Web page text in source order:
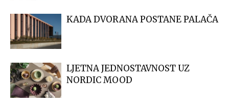
KADA DVORANA POSTANE PALAČA
LJETNA JEDNOSTAVNOST UZ
NORDIC MOOD